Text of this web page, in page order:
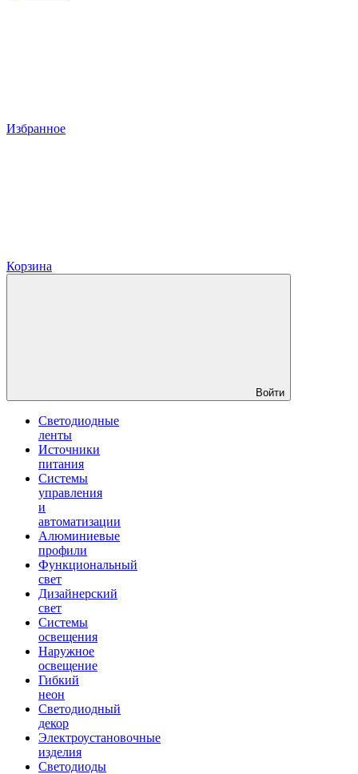
Избранное
Корзина
Войти
Светодиодные
ленты
Источники
питания
Системы
управления
и
автоматизации
Алюминиевые
профили
Функциональный
свет
Дизайнерский
свет
Системы
освещения
Наружное
освещение
Гибкий
неон
Светодиодный
декор
Электроустановочные
изделия
Светодиоды